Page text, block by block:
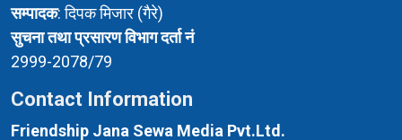
सम्पादक: दिपक मिजार (गैरे)
सुचना तथा प्रसारण विभाग दर्ता नं
2999-2078/79
Contact Information
Friendship Jana Sewa Media Pvt.Ltd.